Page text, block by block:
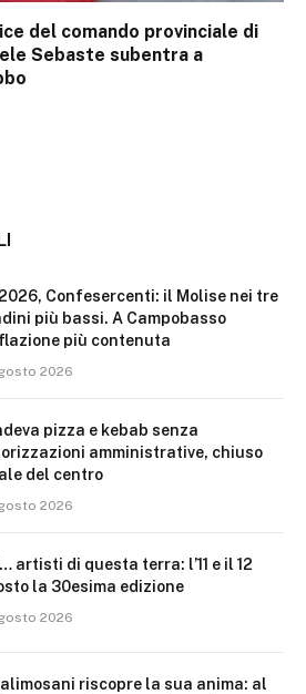
del comando provinciale di
Sebaste subentra a
Confesercenti: il Molise nei tre
più bassi. A Campobasso
più contenuta
2026
pizza e kebab senza
amministrative, chiuso
del centro
2026
artisti di questa terra: l’11 e il 12
la 30esima edizione
2026
riscopre la sua anima: al